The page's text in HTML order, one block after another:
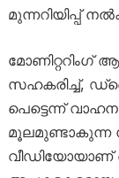
മുന്നറിയിപ്പ്
സഹകരിച്ച്,
പെട്ടെന്ന്
മൂലമുണ്ടാകുന്ന
വീഡിയോയാണ്